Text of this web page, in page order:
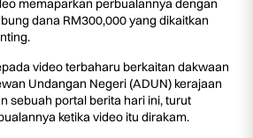
memaparkan perbualannya dengan
dana RM300,000 yang dikaitkan
video terbaharu berkaitan dakwaan
Undangan Negeri (ADUN) kerajaan
sebuah portal berita hari ini, turut
ketika video itu dirakam.